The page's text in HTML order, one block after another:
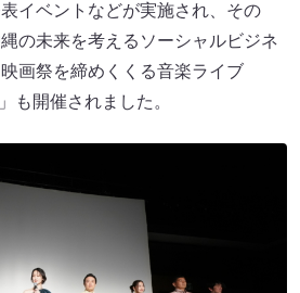
イベントなどが実施され、その
の未来を考えるソーシャルビジネ
画祭を締めくくる音楽ライブ
も開催されました。